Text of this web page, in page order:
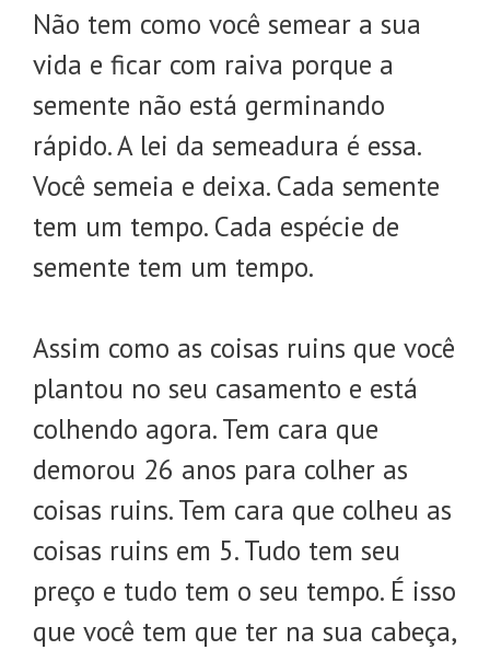
Não tem como você semear a sua
vida e ficar com raiva porque a
semente não está germinando
rápido. A lei da semeadura é essa.
Você semeia e deixa. Cada semente
tem um tempo. Cada espécie de
semente tem um tempo.
Assim como as coisas ruins que você
plantou no seu casamento e está
colhendo agora. Tem cara que
demorou 26 anos para colher as
coisas ruins. Tem cara que colheu as
coisas ruins em 5. Tudo tem seu
preço e tudo tem o seu tempo. É isso
que você tem que ter na sua cabeça,